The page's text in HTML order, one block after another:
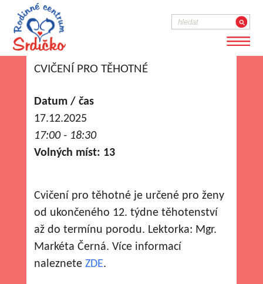
CVIČENÍ PRO TĚHOTNÉ
Datum / čas
17.12.2025
17:00 - 18:30
Volných míst: 13
Cvičení pro těhotné je určené pro ženy
od ukončeného 12. týdne těhotenství
až do termínu porodu. Lektorka: Mgr.
Markéta Černá. Více informací
naleznete ZDE.